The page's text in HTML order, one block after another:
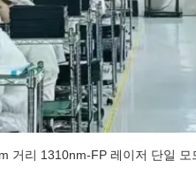
거리 1310nm-FP 레이저 단일 모